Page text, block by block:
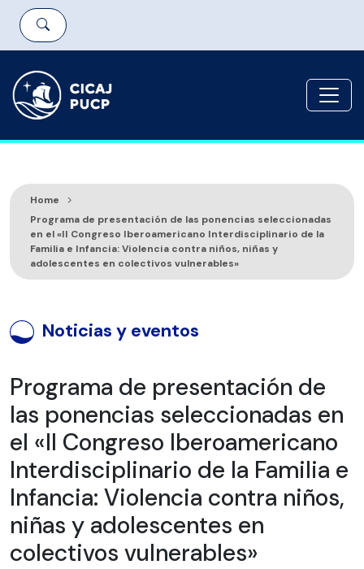
Home
Programa de presentación de las ponencias seleccionadas
en el «II Congreso Iberoamericano Interdisciplinario de la
Familia e Infancia: Violencia contra niños, niñas y
adolescentes en colectivos vulnerables»
Noticias y eventos
Programa de presentación de
las ponencias seleccionadas en
el «II Congreso Iberoamericano
Interdisciplinario de la Familia e
Infancia: Violencia contra niños,
niñas y adolescentes en
colectivos vulnerables»